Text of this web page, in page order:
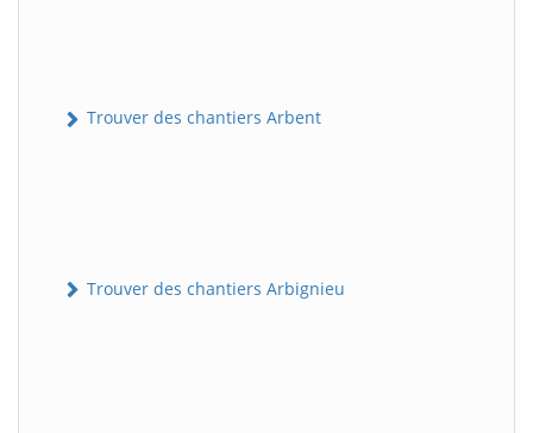
Trouver des chantiers Arbent
Trouver des chantiers Arbignieu